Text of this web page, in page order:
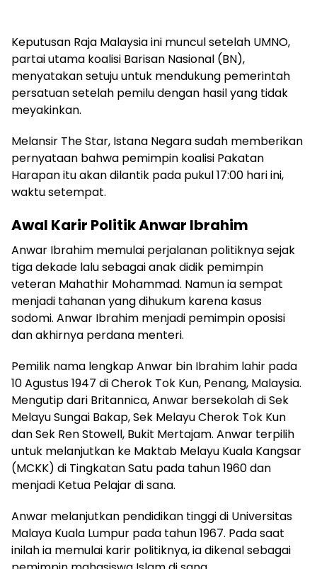
Keputusan Raja Malaysia ini muncul setelah UMNO,
partai utama koalisi Barisan Nasional (BN),
menyatakan setuju untuk mendukung pemerintah
persatuan setelah pemilu dengan hasil yang tidak
meyakinkan.
Melansir The Star, Istana Negara sudah memberikan
pernyataan bahwa pemimpin koalisi Pakatan
Harapan itu akan dilantik pada pukul 17:00 hari ini,
waktu setempat.
Awal Karir Politik Anwar Ibrahim
Anwar Ibrahim memulai perjalanan politiknya sejak
tiga dekade lalu sebagai anak didik pemimpin
veteran Mahathir Mohammad. Namun ia sempat
menjadi tahanan yang dihukum karena kasus
sodomi. Anwar Ibrahim menjadi pemimpin oposisi
dan akhirnya perdana menteri.
Pemilik nama lengkap Anwar bin Ibrahim lahir pada
10 Agustus 1947 di Cherok Tok Kun, Penang, Malaysia.
Mengutip dari Britannica, Anwar bersekolah di Sek
Melayu Sungai Bakap, Sek Melayu Cherok Tok Kun
dan Sek Ren Stowell, Bukit Mertajam. Anwar terpilih
untuk melanjutkan ke Maktab Melayu Kuala Kangsar
(MCKK) di Tingkatan Satu pada tahun 1960 dan
menjadi Ketua Pelajar di sana.
Anwar melanjutkan pendidikan tinggi di Universitas
Malaya Kuala Lumpur pada tahun 1967. Pada saat
inilah ia memulai karir politiknya, ia dikenal sebagai